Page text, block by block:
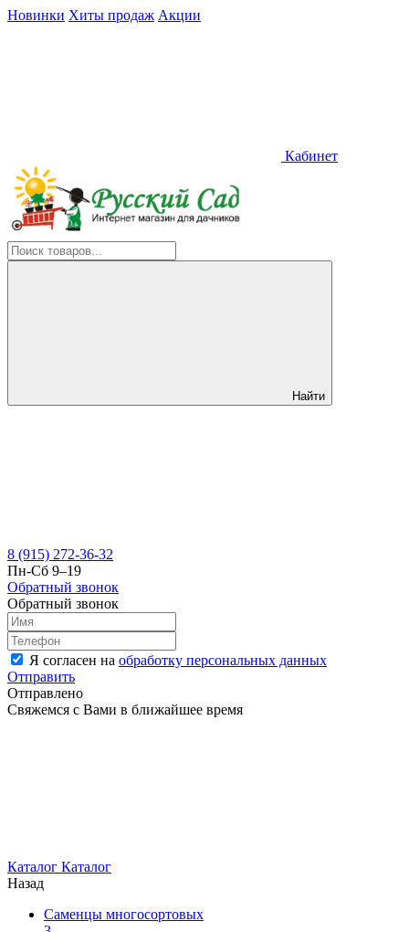
Новинки Хиты продаж Акции
Кабинет
Найти
8 (915) 272-36-32
Пн-Сб 9–19
Обратный звонок
Обратный звонок
Я согласен на обработку персональных данных
Отправить
Отправлено
Свяжемся с Вами в ближайшее время
Каталог Каталог
Назад
Саменцы многосортовых